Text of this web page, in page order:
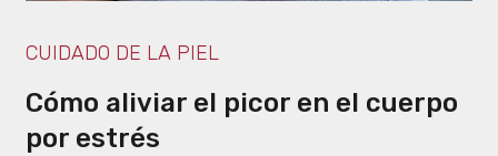
CUIDADO DE LA PIEL
Cómo aliviar el picor en el cuerpo
por estrés